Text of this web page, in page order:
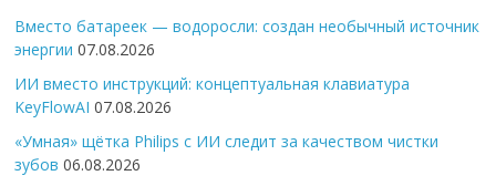
Вместо батареек — водоросли: создан необычный источник
энергии 07.08.2026
ИИ вместо инструкций: концептуальная клавиатура
KeyFlowAI 07.08.2026
«Умная» щётка Philips с ИИ следит за качеством чистки
зубов 06.08.2026